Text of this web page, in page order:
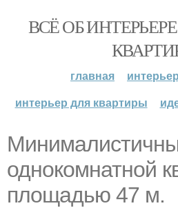
ВСЁ ОБ
главная
интерьер для квартиры
однокомнатной
площадью 47 м.